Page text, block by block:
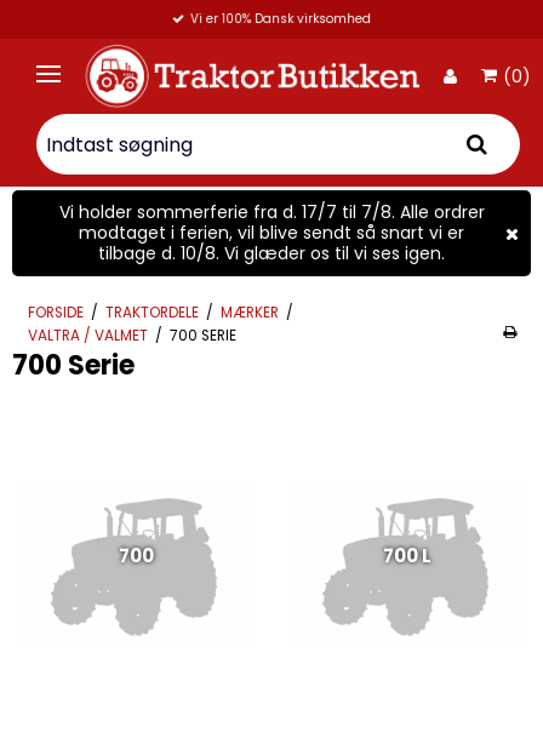
Vi er 100% Dansk virksomhed
(0)
Vi holder sommerferie fra d. 17/7 til 7/8. Alle ordrer
modtaget i ferien, vil blive sendt så snart vi er
tilbage d. 10/8. Vi glæder os til vi ses igen.
FORSIDE / TRAKTORDELE / MÆRKER /
VALTRA / VALMET / 700 SERIE
700 Serie
700 700 L